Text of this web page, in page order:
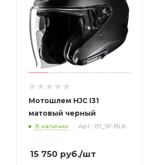
Мотошлем HJC I31
матовый черный
В наличии Арт.: I31_SF-BLK
15 750 руб./шт